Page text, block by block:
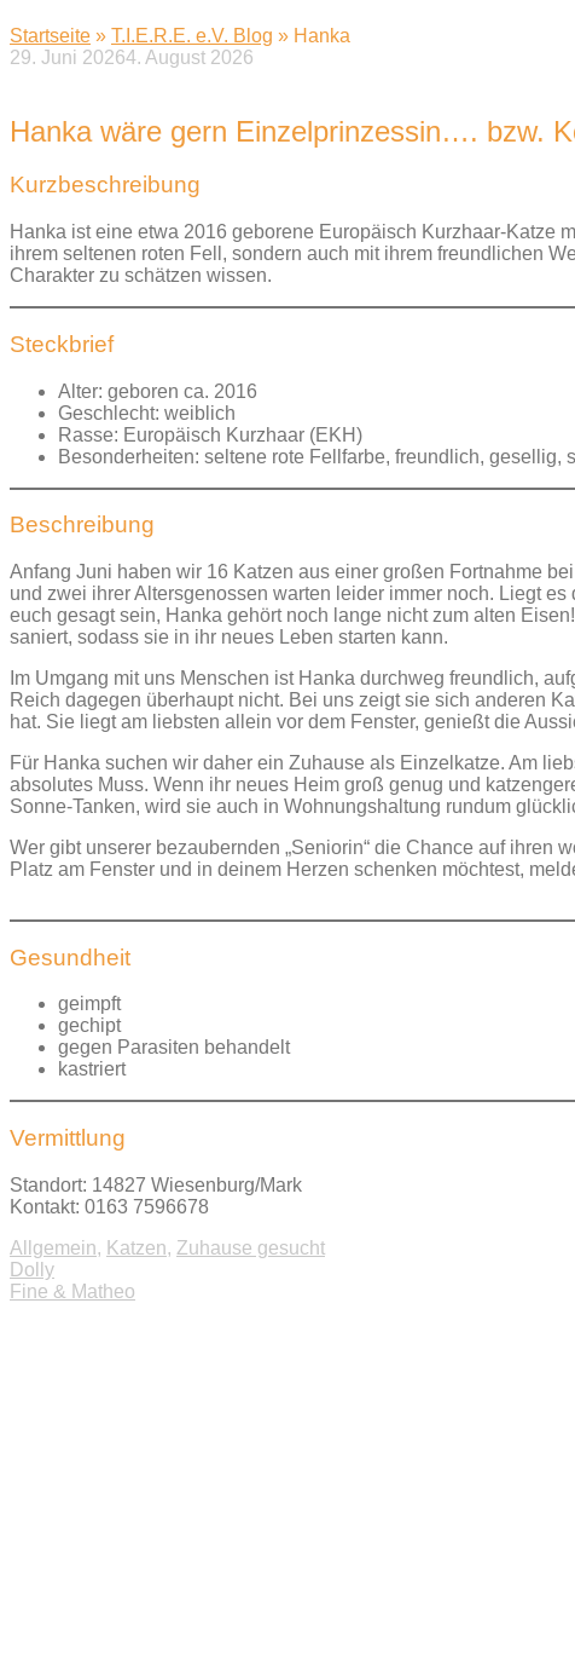
Startseite » T.I.E.R.E. e.V. Blog » Hanka
29. Juni 20264. August 2026
Hanka wäre gern Einzelprinzessin…. bzw.
Kurzbeschreibung
Hanka ist eine etwa 2016 geborene Europäisch Kurzhaar-Katze
ihrem seltenen roten Fell, sondern auch mit ihrem freundlichen
Charakter zu schätzen wissen.
Steckbrief
Alter: geboren ca. 2016
Geschlecht: weiblich
Rasse: Europäisch Kurzhaar (EKH)
Besonderheiten: seltene rote Fellfarbe, freundlich, gesellig,
Beschreibung
Anfang Juni haben wir 16 Katzen aus einer großen Fortnahme
und zwei ihrer Altersgenossen warten leider immer noch. Liegt
euch gesagt sein, Hanka gehört noch lange nicht zum alten
saniert, sodass sie in ihr neues Leben starten kann.
Im Umgang mit uns Menschen ist Hanka durchweg freundlich,
Reich dagegen überhaupt nicht. Bei uns zeigt sie sich anderen
hat. Sie liegt am liebsten allein vor dem Fenster, genießt die
Für Hanka suchen wir daher ein Zuhause als Einzelkatze. Am
absolutes Muss. Wenn ihr neues Heim groß genug und
Sonne-Tanken, wird sie auch in Wohnungshaltung rundum
Wer gibt unserer bezaubernden „Seniorin“ die Chance auf ihren
Platz am Fenster und in deinem Herzen schenken möchtest,
Gesundheit
geimpft
gechipt
gegen Parasiten behandelt
kastriert
Vermittlung
Standort: 14827 Wiesenburg/Mark
Kontakt: 0163 7596678
Allgemein, Katzen, Zuhause gesucht
Beitragsnavigation
Dolly
Fine & Matheo